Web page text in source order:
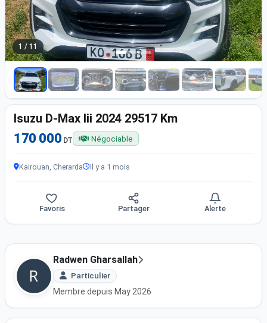
1 / 11
Isuzu D-Max Iii 2024 29517 Km
170 000 DT Négociable
Kairouan, Cherarda Il y a 1 mois
Favoris Partager Alerte
Radwen Gharsallah
Particulier
Membre depuis May 2026